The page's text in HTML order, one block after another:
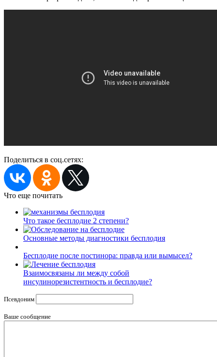
Поделиться в соц.сетях:
Что еще почитать
Что такое бесплодие 2 степени?
Основные методы диагностики бесплодия
Бесплодие после постинора: правда или вымысел?
Взаимосвязаны ли между собой
инсулинорезистентность и бесплодие?
Псевдоним
Ваше сообщение